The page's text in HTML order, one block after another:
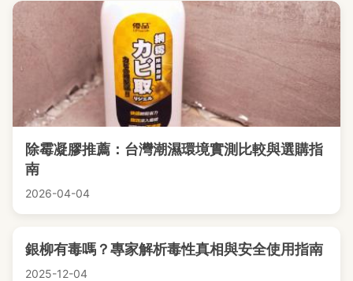
除霉凝膠推薦：台灣潮濕環境實測比較與選購指
南
2026-04-04
銀柳有毒嗎？專家解析毒性真相與安全使用指南
2025-12-04